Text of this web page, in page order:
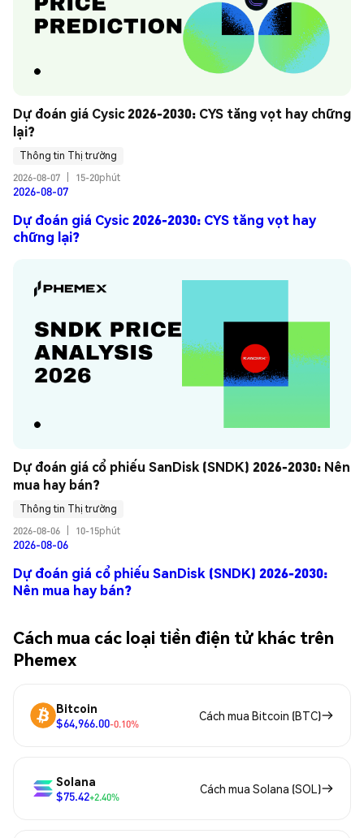
Dự đoán giá Cysic 2026-2030: CYS tăng vọt hay chững
lại?
Thông tin Thị trường
2026-08-07
15-20phút
2026-08-07
Dự đoán giá Cysic 2026-2030: CYS tăng vọt hay
chững lại?
Dự đoán giá cổ phiếu SanDisk (SNDK) 2026-2030: Nên
mua hay bán?
Thông tin Thị trường
2026-08-06
10-15phút
2026-08-06
Dự đoán giá cổ phiếu SanDisk (SNDK) 2026-2030:
Nên mua hay bán?
Cách mua các loại tiền điện tử khác trên
Phemex
Bitcoin
$64,966.00-0.10%
Cách mua Bitcoin (BTC)
Solana
$75.42+2.40%
Cách mua Solana (SOL)